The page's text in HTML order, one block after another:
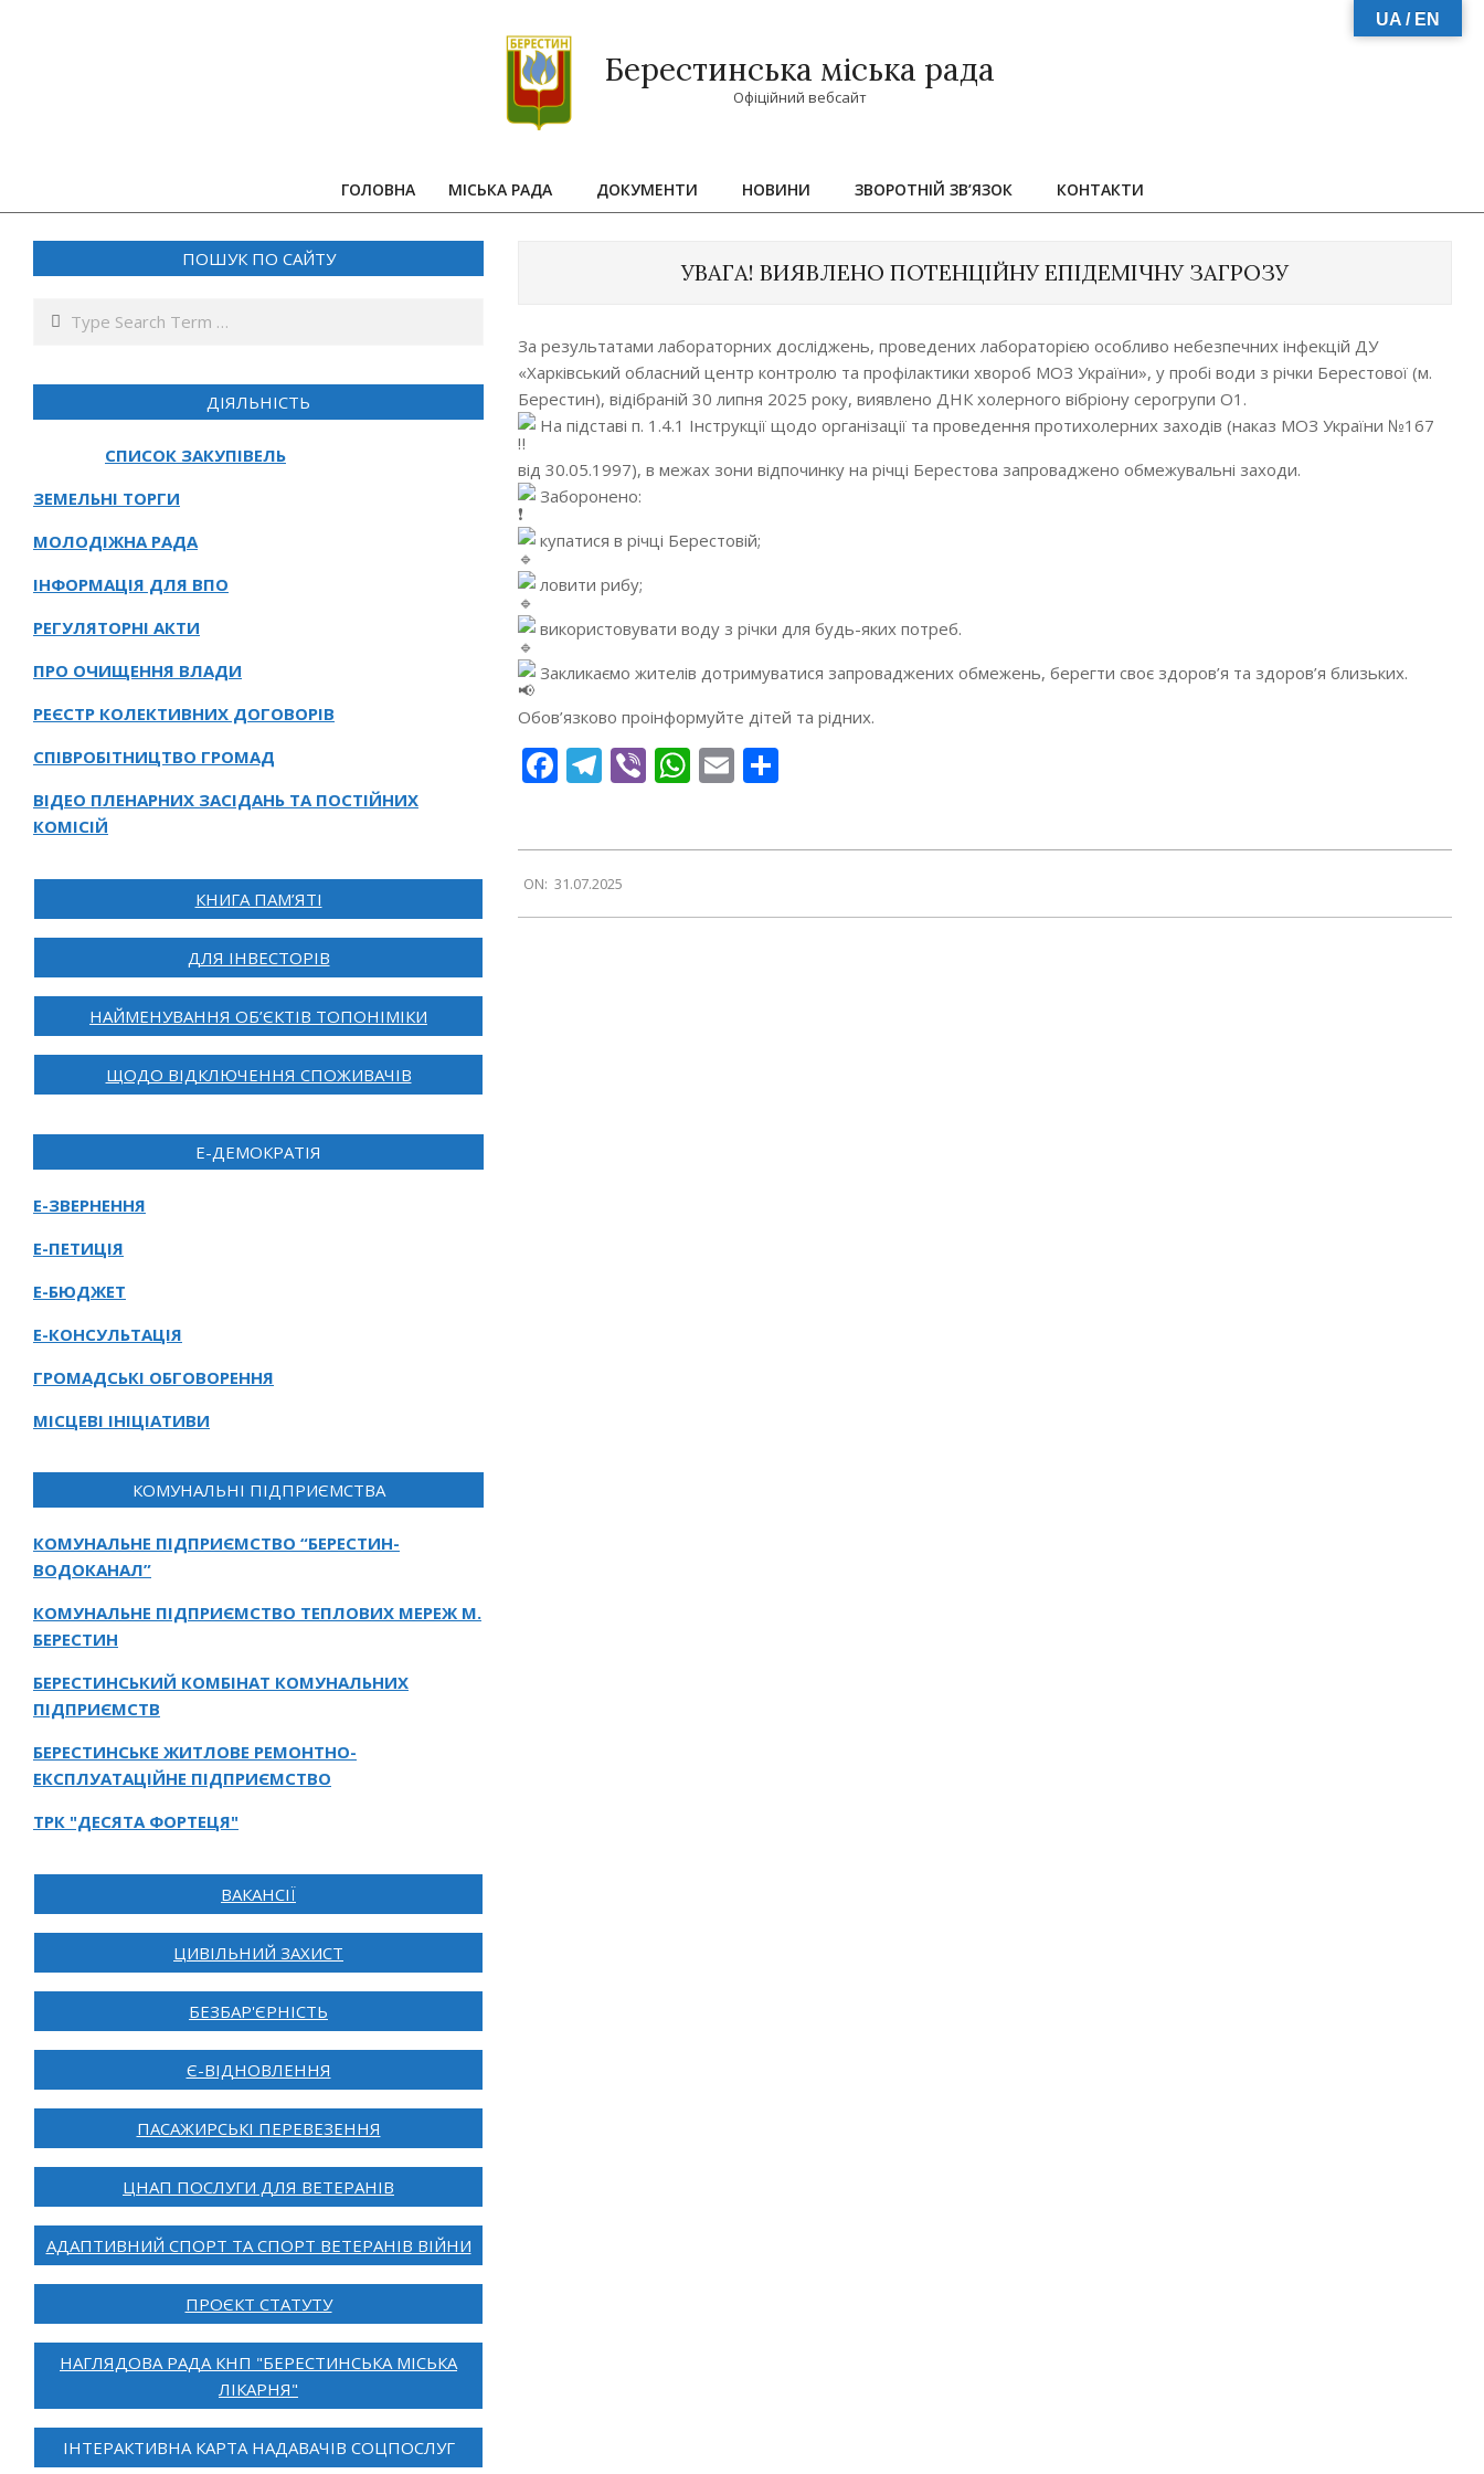
Берестинська міська рада
Офіційний вебсайт
Primary
ГОЛОВНА МІСЬКА РАДА ДОКУМЕНТИ НОВИНИ ЗВОРОТНІЙ ЗВ’ЯЗОК КОНТАКТИ
УВАГА! ВИЯВЛЕНО ПОТЕНЦІЙНУ ЕПІДЕМІЧНУ ЗАГРОЗУ
За результатами лабораторних досліджень, проведених лабораторією особливо небезпечних інфекцій ДУ
«Харківський обласний центр контролю та профілактики хвороб МОЗ України», у пробі води з річки Берестової (м.
Берестин), відібраній 30 липня 2025 року, виявлено ДНК холерного вібріону серогрупи О1.
На підставі п. 1.4.1 Інструкції щодо організації та проведення протихолерних заходів (наказ МОЗ України №167
від 30.05.1997), в межах зони відпочинку на річці Берестова запроваджено обмежувальні заходи.
Заборонено:
купатися в річці Берестовій;
ловити рибу;
використовувати воду з річки для будь-яких потреб.
Закликаємо жителів дотримуватися запроваджених обмежень, берегти своє здоров’я та здоров’я близьких.
Обов’язково проінформуйте дітей та рідних.
Facebook
Telegram
ViberWhatsApp
Email
07-
31
ON: 31.07.2025
ПОШУК ПО САЙТУ
Search
ДІЯЛЬНІСТЬ
СПИСОК ЗАКУПІВЕЛЬ
ЗЕМЕЛЬНІ ТОРГИ
МОЛОДІЖНА РАДА
ІНФОРМАЦІЯ ДЛЯ ВПО
РЕГУЛЯТОРНІ АКТИ
ПРО ОЧИЩЕННЯ ВЛАДИ
РЕЄСТР КОЛЕКТИВНИХ ДОГОВОРІВ
СПІВРОБІТНИЦТВО ГРОМАД
ВІДЕО ПЛЕНАРНИХ ЗАСІДАНЬ ТА ПОСТІЙНИХ
КОМІСІЙ
КНИГА ПАМ’ЯТІ
ДЛЯ ІНВЕСТОРІВ
НАЙМЕНУВАННЯ ОБ’ЄКТІВ ТОПОНІМІКИ
ЩОДО ВІДКЛЮЧЕННЯ СПОЖИВАЧІВ
Е-ДЕМОКРАТІЯ
Е-ЗВЕРНЕННЯ
Е-ПЕТИЦІЯ
Е-БЮДЖЕТ
Е-КОНСУЛЬТАЦІЯ
ГРОМАДСЬКІ ОБГОВОРЕННЯ
МІСЦЕВІ ІНІЦІАТИВИ
КОМУНАЛЬНІ ПІДПРИЄМСТВА
КОМУНАЛЬНЕ ПІДПРИЄМСТВО “БЕРЕСТИН-
ВОДОКАНАЛ”
КОМУНАЛЬНЕ ПІДПРИЄМСТВО ТЕПЛОВИХ МЕРЕЖ М.
БЕРЕСТИН
БЕРЕСТИНСЬКИЙ КОМБІНАТ КОМУНАЛЬНИХ
ПІДПРИЄМСТВ
БЕРЕСТИНСЬКЕ ЖИТЛОВЕ РЕМОНТНО-
ЕКСПЛУАТАЦІЙНЕ ПІДПРИЄМСТВО
ТРК "ДЕСЯТА ФОРТЕЦЯ"
ВАКАНСІЇ
ЦИВІЛЬНИЙ ЗАХИСТ
БЕЗБАР'ЄРНІСТЬ
Є-ВІДНОВЛЕННЯ
ПАСАЖИРСЬКІ ПЕРЕВЕЗЕННЯ
ЦНАП ПОСЛУГИ ДЛЯ ВЕТЕРАНІВ
АДАПТИВНИЙ СПОРТ ТА СПОРТ ВЕТЕРАНІВ ВІЙНИ
ПРОЄКТ СТАТУТУ
НАГЛЯДОВА РАДА КНП "БЕРЕСТИНСЬКА МІСЬКА
ЛІКАРНЯ"
ІНТЕРАКТИВНА КАРТА НАДАВАЧІВ СОЦПОСЛУГ
UA / EN